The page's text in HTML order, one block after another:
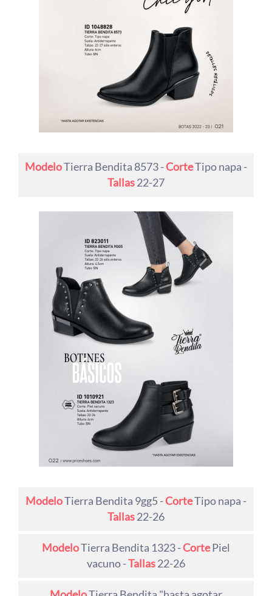
ModeloTierra Bendita 8573 -CorteTipo napa -
Tallas22-27
ModeloTierra Bendita 9gg5 -CorteTipo napa -
Tallas22-26
ModeloTierra Bendita 1323 -CortePiel
vacuno -Tallas22-26